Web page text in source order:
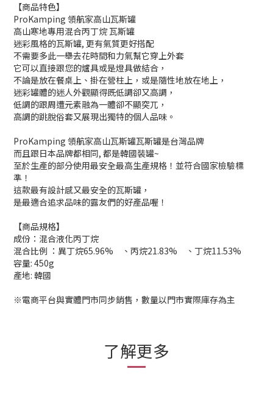
【商品特色】
ProKamping 領航家高山瓦斯罐
高山寒地專用混合丙丁烷 瓦斯罐
迷彩風格的瓦斯罐, 更有氣質更好搭配
不需要多此一舉去花時間和力氣幫它穿上外套
它可以直接跟您的爐具或是燈具做結合，
不論是放在餐桌上、掛在營柱上，或是隨性地放在地上，
迷彩罐體的迷人外觀顯得既低調卻又高調，
低調的跟周遭元素融為一體卻不顯突兀，
高調的跳脫俗套又展現出獨特的個人品味。
ProKamping 領航家高山瓦斯罐瓦斯罐是台灣品牌
而且跟日本品牌都相同, 都是韓國裝罐~
至於生產的部分使用最安全最高生產規格！並符合國家檢驗標
準！
這款最有設計感又最安全的瓦斯罐，
是最適合追求品味的露友們的好產品喔！
【商品規格】
成份：混合液化丙丁烷
混合比例 ：異丁烷65.96% 、丙烷21.83% 、丁烷11.53%
容量: 450g
產地: 韓國
※電商平台與實體門市同步銷售，數量以門市實際庫存為主
了解更多